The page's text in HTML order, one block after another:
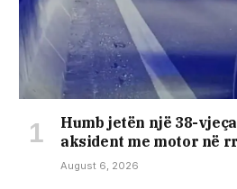
Humb jetën një 38-
aksident me motor në
August 6, 2026